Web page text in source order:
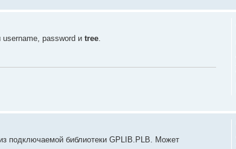
password и tree
подключаемой библиотеки GPLIB.PLB. Может